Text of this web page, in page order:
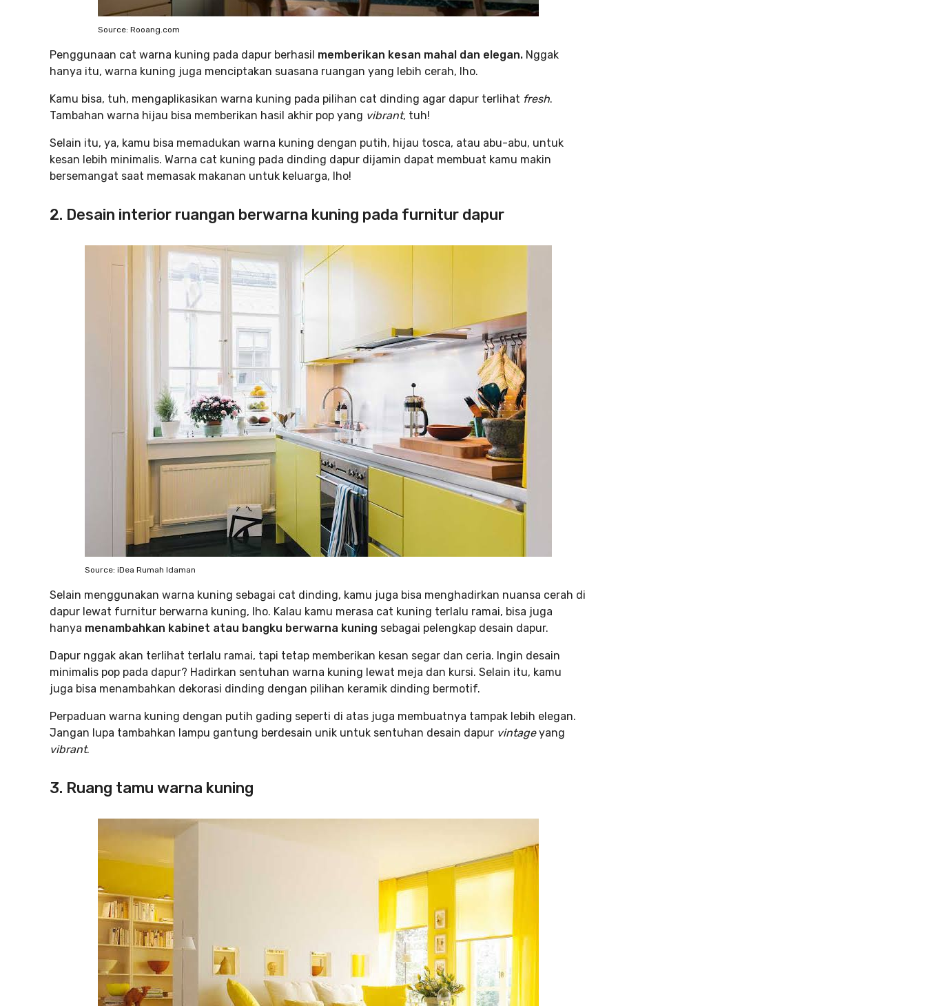
Source: Rooang.com
Penggunaan cat warna kuning pada dapur berhasil memberikan kesan mahal dan elegan. Nggak
hanya itu, warna kuning juga menciptakan suasana ruangan yang lebih cerah, lho.
Kamu bisa, tuh, mengaplikasikan warna kuning pada pilihan cat dinding agar dapur terlihat fresh.
Tambahan warna hijau bisa memberikan hasil akhir pop yang vibrant, tuh!
Selain itu, ya, kamu bisa memadukan warna kuning dengan putih, hijau tosca, atau abu-abu, untuk
kesan lebih minimalis. Warna cat kuning pada dinding dapur dijamin dapat membuat kamu makin
bersemangat saat memasak makanan untuk keluarga, lho!
2. Desain interior ruangan berwarna kuning pada furnitur dapur
Source: iDea Rumah Idaman
Selain menggunakan warna kuning sebagai cat dinding, kamu juga bisa menghadirkan nuansa cerah di
dapur lewat furnitur berwarna kuning, lho. Kalau kamu merasa cat kuning terlalu ramai, bisa juga
hanya menambahkan kabinet atau bangku berwarna kuning sebagai pelengkap desain dapur.
Dapur nggak akan terlihat terlalu ramai, tapi tetap memberikan kesan segar dan ceria. Ingin desain
minimalis pop pada dapur? Hadirkan sentuhan warna kuning lewat meja dan kursi. Selain itu, kamu
juga bisa menambahkan dekorasi dinding dengan pilihan keramik dinding bermotif.
Perpaduan warna kuning dengan putih gading seperti di atas juga membuatnya tampak lebih elegan.
Jangan lupa tambahkan lampu gantung berdesain unik untuk sentuhan desain dapur vintageyang
vibrant.
3. Ruang tamu warna kuning